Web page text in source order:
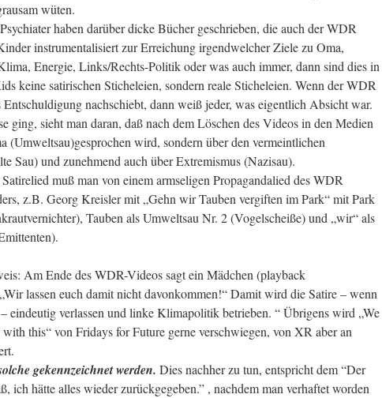
wüten.
haben darüber dicke Bücher geschrieben, die auch der WDR
instrumentalisiert zur Erreichung irgendwelcher Ziele zu Oma,
Energie, Links/Rechts-Politik oder was auch immer, dann sind dies in
keine satirischen Sticheleien, sondern reale Sticheleien. Wenn der WDR
Entschuldigung nachschiebt, dann weiß jeder, was eigentlich Absicht war.
ging, sieht man daran, daß nach dem Löschen des Videos in den Medien
(Umweltsau)gesprochen wird, sondern über den vermeintlichen
Sau) und zunehmend auch über Extremismus (Nazisau).
muß man von einem armseligen Propagandalied des WDR
z.B. Georg Kreisler mit „Gehn wir Tauben vergiften im Park“ mit Park
Tauben als Umweltsau Nr. 2 (Vogelscheiße) und „wir“ als
Am Ende des WDR-Videos sagt ein Mädchen (playback
lassen euch damit nicht davonkommen!“ Damit wird die Satire – wenn
eindeutig verlassen und linke Klimapolitik betrieben. “ Übrigens wird „We
this“ von Fridays for Future gerne verschwiegen, von XR aber an
gekennzeichnet werden. Dies nachher zu tun, entspricht dem “Der
ich hätte alles wieder zurückgegeben.” , nachdem man verhaftet worden